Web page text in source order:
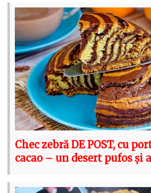
Chec zebră DE POST, cu
cacao – un desert pufos și